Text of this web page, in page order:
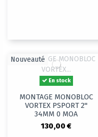
Nouveauté
En stock
MONTAGE MONOBLOC
VORTEX PSPORT 2"
34MM 0 MOA
130,00 €